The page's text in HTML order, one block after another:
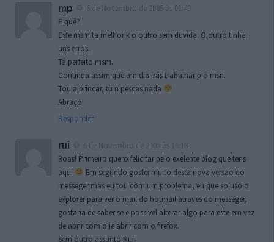
mp
E quê?
Este msm ta melhor k o outro sem duvida. O outro tinha
uns erros.
Tá perfeito msm.
Continua assim que um dia irás trabalhar p o msn.
Tou a brincar, tu n pescas nada
Abraço
Responder
rui
Boas! Primeiro quero felicitar pelo exelente blog que tens
aqui
Em segundo gostei muito desta nova versao do
messeger mas eu tou com um problema, eu que so uso o
explorer para ver o mail do hotmail atraves do messeger,
gostaria de saber se e possivel alterar algo para este em vez
de abrir com o ie abrir com o firefox.
Sem outro assunto Rui